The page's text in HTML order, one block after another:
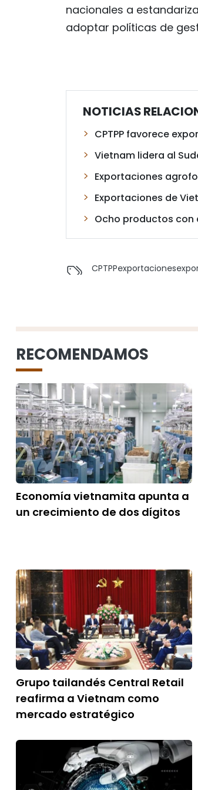
nacionales a
adoptar políticas de
NOTICIAS
CPTPP favorece
Vietnam lidera al
Exportaciones
Exportaciones de
Ocho productos con
CPTPPexportaciones
RECOMENDAMOS
Economía vietnamita apunta a
un crecimiento de dos dígitos
Grupo tailandés Central Retail
reafirma a Vietnam como
mercado estratégico